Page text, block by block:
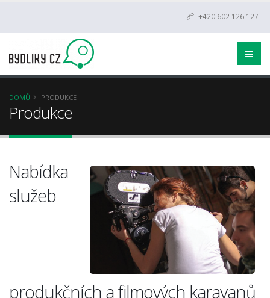
+420 602 126 127
DOMŮ PRODUKCE
Produkce
Nabídka
služeb
produkčních a filmových karavanů